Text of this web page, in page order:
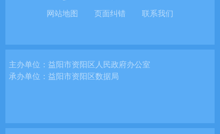
网站地图 页面纠错 联系我们
主办单位：益阳市资阳区人民政府办公室
承办单位：益阳市资阳区数据局